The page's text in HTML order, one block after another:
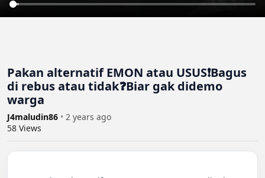
Pakan alternatif EMON atau USUS❗Bagus
di rebus atau tidak❓Biar gak didemo
warga
J4maludin86 • 2 years ago
58 Views